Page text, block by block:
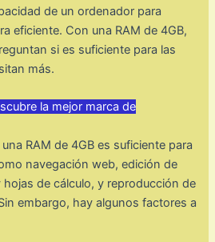
de un ordenador para
eficiente. Con una RAM de 4GB,
si es suficiente para las
más.
la mejor marca de
RAM de 4GB es suficiente para
navegación web, edición de
de cálculo, y reproducción de
embargo, hay algunos factores a